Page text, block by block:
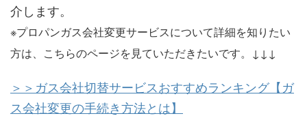
介します。
※プロパンガス会社変更サービスについて詳細を知りたい
方は、こちらのページを見ていただきたいです。↓↓↓
＞＞ガス会社切替サービスおすすめランキング【ガ
ス会社変更の手続き方法とは】